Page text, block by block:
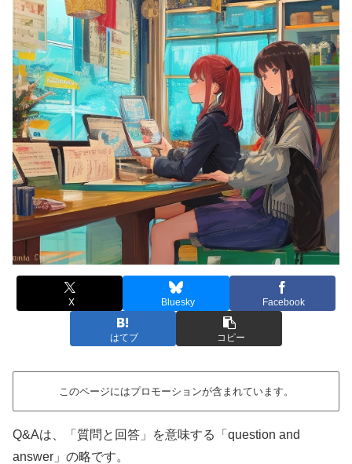
X Bluesky Facebook
はてブ コピー
このページにはプロモーションが含まれています。
Q&Aは、「質問と回答」を意味する「question and
answer」の略です。